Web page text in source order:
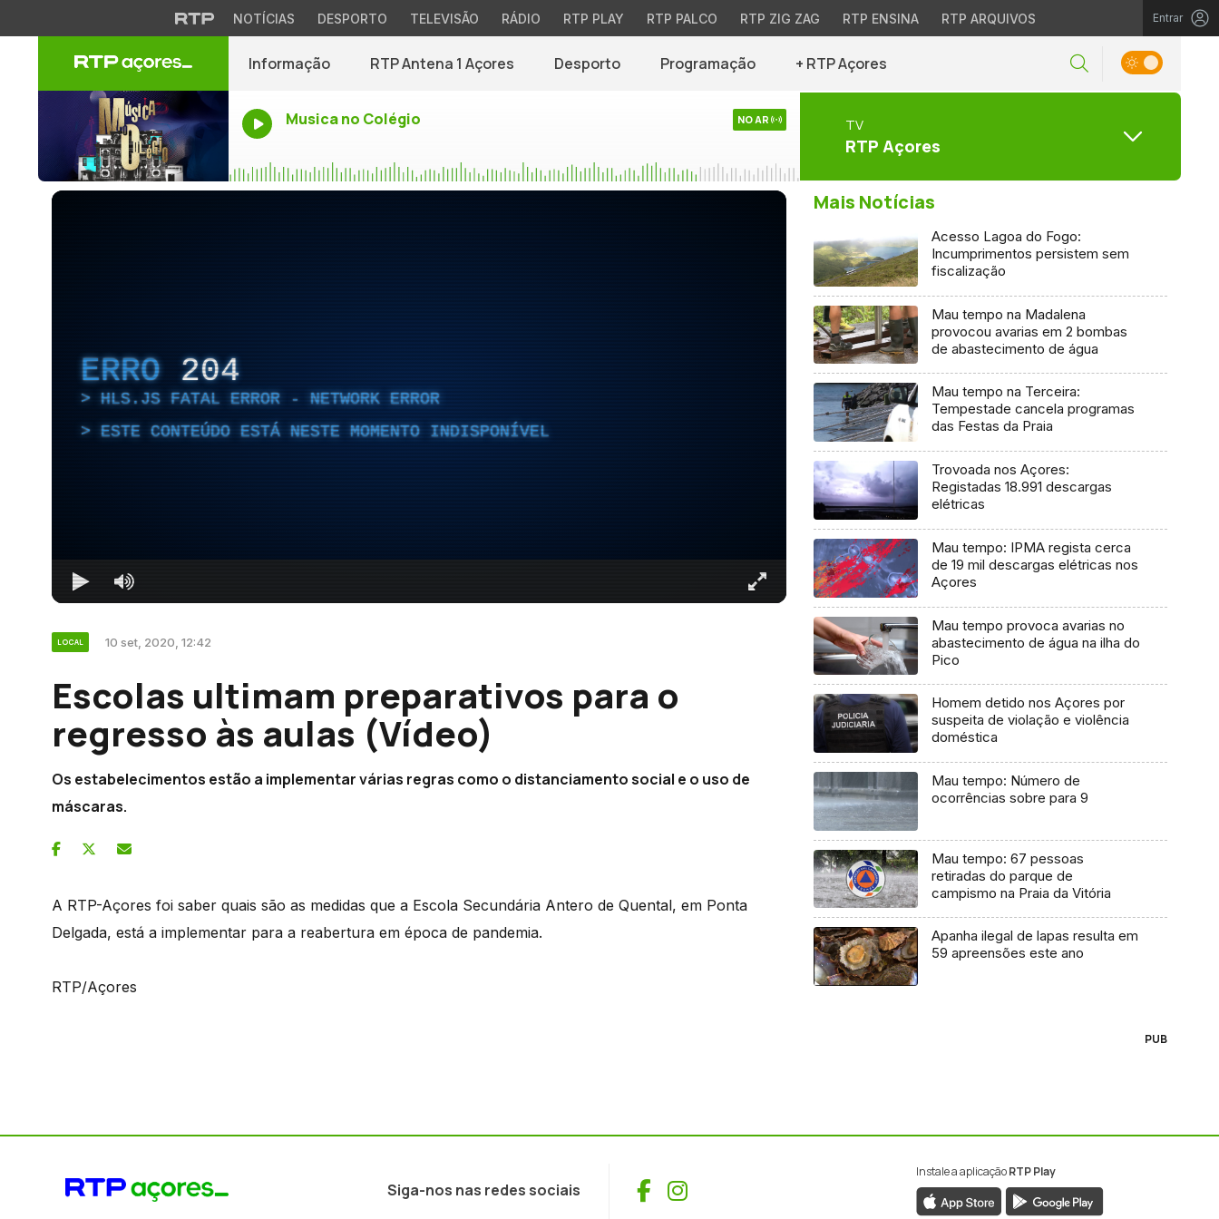
NOTÍCIAS DESPORTO TELEVISÃO RÁDIO RTP PLAY RTP PALCO RTP ZIG ZAG RTP ENSINA RTP ARQUIVOS Entrar
Informação RTP Antena 1 Açores Desporto Programação + RTP Açores
Musica no Colégio NO AR TV
RTP Açores
ERRO 204
HLS.JS FATAL ERROR - NETWORK ERROR
ESTE CONTEÚDO ESTÁ NESTE MOMENTO INDISPONÍVEL
LOCAL 10 set, 2020, 12:42
Escolas ultimam preparativos para o
regresso às aulas (Vídeo)
Os estabelecimentos estão a implementar várias regras como o distanciamento social e o uso de
máscaras.
A RTP-Açores foi saber quais são as medidas que a Escola Secundária Antero de Quental, em Ponta
Delgada, está a implementar para a reabertura em época de pandemia.
RTP/Açores
Mais Notícias
Acesso Lagoa do Fogo:
Incumprimentos persistem sem
fiscalização
Mau tempo na Madalena
provocou avarias em 2 bombas
de abastecimento de água
Mau tempo na Terceira:
Tempestade cancela programas
das Festas da Praia
Trovoada nos Açores:
Registadas 18.991 descargas
elétricas
Mau tempo: IPMA regista cerca
de 19 mil descargas elétricas nos
Açores
Mau tempo provoca avarias no
abastecimento de água na ilha do
Pico
Homem detido nos Açores por
suspeita de violação e violência
doméstica
Mau tempo: Número de
ocorrências sobre para 9
Mau tempo: 67 pessoas
retiradas do parque de
campismo na Praia da Vitória
Apanha ilegal de lapas resulta em
59 apreensões este ano
PUB
Siga-nos nas redes sociais Facebook
Instagram
Instale a aplicaçãoRTP Play